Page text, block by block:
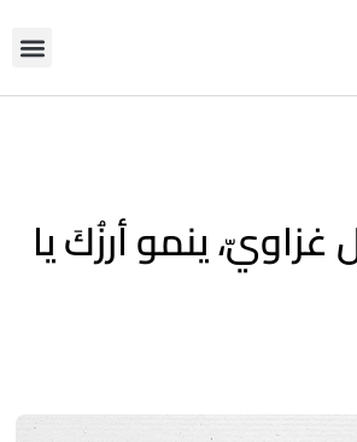
ينمو أرزُكَ يا